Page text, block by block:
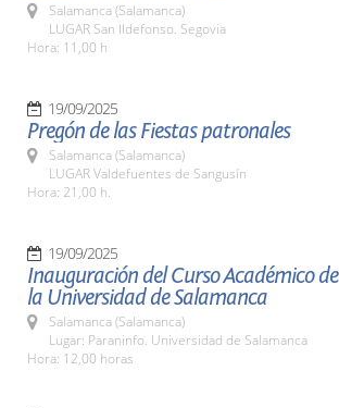
Salamanca (Salamanca)
LUGAR San Ildefonso. Segovia
Hora: 11,00 h
19/09/2025
Pregón de las Fiestas patronales
Salamanca (Salamanca)
LUGAR Valdefuentes de Sangusín
Hora: 21,00 h.
19/09/2025
Inauguración del Curso Académico de
la Universidad de Salamanca
Salamanca (Salamanca)
Lugar: Paraninfo. Universidad de Salamanca
Hora: 12,00 horas